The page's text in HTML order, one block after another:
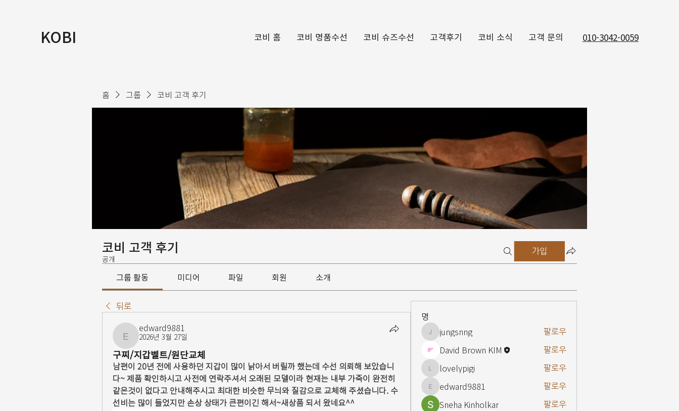
KOBI 코비 홈 코비 명품수선 코비 슈즈수선 고객후기 코비 소식 고객 문의 010-3042-0059
홈 그룹 코비 고객 후기
코비 고객 후기
공개
가입
그룹 활동 미디어 파일 회원 소개
뒤로
edward9881
edward9881
2026년 3월 27일
구찌/지갑벨트/원단교체
남편이 20년 전에 사용하던 지갑이 많이 낡아서 버릴까 했는데 수선 의뢰해 보았습니
다~ 제품 확인하시고 사전에 연락주셔서 오래된 모델이라 현재는 내부 가죽이 완전히
같은것이 없다고 안내해주시고 최대한 비슷한 무늬와 질감으로 교체해 주셨습니다. 수
선비는 많이 들었지만 손상 상태가 큰편이긴 해서~새상품 되서 왔네요^^
명
jungsnng
jungsnng 팔로우
David Brown KIM 팔로우
lovelypigi
lovelypigi 팔로우
edward9881
edward9881 팔로우
Sneha Kinholkar
팔로우